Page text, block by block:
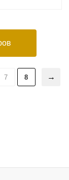
7 8